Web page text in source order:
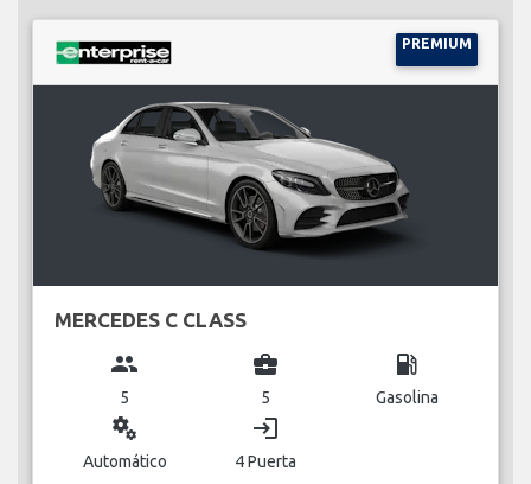
PREMIUM
MERCEDES C CLASS
group
5
business_center
5
local_gas_station
Gasolina
miscellaneous_services
Automático
login
4 Puerta